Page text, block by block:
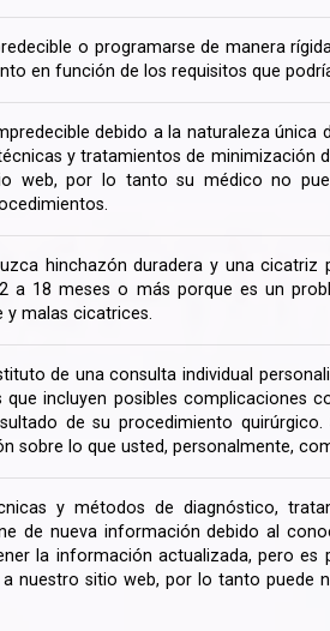
o programarse de manera
en función de los requisitos que
debido a la naturaleza
y tratamientos de minimización
web, por lo tanto su médico no
hinchazón duradera y una cicatriz
a 18 meses o más porque es un
y malas cicatrices.
de una consulta individual
incluyen posibles complicaciones
de su procedimiento
sobre lo que usted, personalmente,
y métodos de diagnóstico,
de nueva información debido al
la información actualizada, pero
nuestro sitio web, por lo tanto